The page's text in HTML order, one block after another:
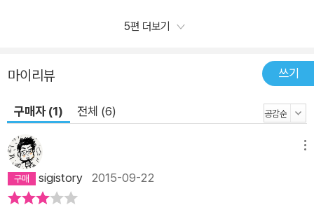
영역과 직업적인 삶의 영역 사이에 구분이 없다. (개인의 공간이
서, 휴가 중일 때나 주말에도 일을 안고 산다.) . 일할 때 집중도가
뛰어나며, 믿음직스럽게 일을 하고, 일에서 즐거움을 느낀다. . 여
러 개의 프로젝트를 맡는다.(다중 프로젝트나 다중 업무를 진행
할 때가 많다.) . 자신이 없으면 안 될 존재라고 느끼는 경향이 있
다. . 번아웃 증후군의 위험성에 대해 인지하고 있다. . 병가로 회
5편 더보기
마이리뷰 쓰기
구매자 (1) 전체 (6)
sigistory 2015-09-22